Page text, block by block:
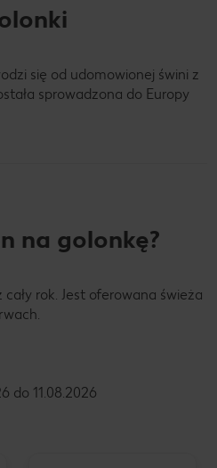
się od udomowionej świni z
sprowadzona do Europy
na golonkę?
rok. Jest oferowana świeża
do 11.08.2026